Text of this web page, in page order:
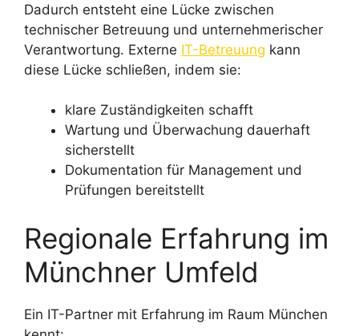
Dadurch entsteht eine Lücke zwischen
technischer Betreuung und unternehmerischer
Verantwortung. Externe IT-Betreuung kann
diese Lücke schließen, indem sie:
klare Zuständigkeiten schafft
Wartung und Überwachung dauerhaft
sicherstellt
Dokumentation für Management und
Prüfungen bereitstellt
Regionale Erfahrung im
Münchner Umfeld
Ein IT-Partner mit Erfahrung im Raum München